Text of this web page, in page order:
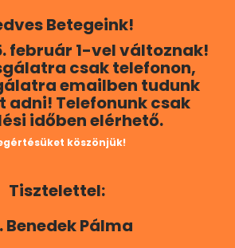
Betegeink!
február 1-vel változnak!
csak telefonon,
emailben tudunk
adni! Telefonunk csak
időben elérhető.
köszönjük!
Tisztelettel:
Benedek Pálma